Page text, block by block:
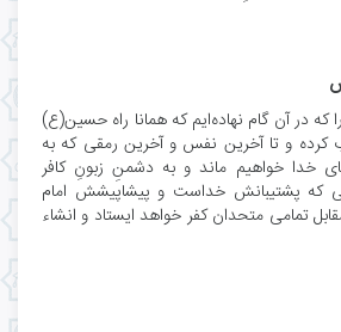
که در آن گام نهاده‌ایم که همانا راه حسین(ع)
کرده و تا آخرین نفس و آخرین رمقى که به
خدا خواهیم ماند و به دشمنِ زبونِ کافر
که پشتیبانش خداست و پیشاپیشش امام
تمامى متحدان کفر خواهد ایستاد و انشاء